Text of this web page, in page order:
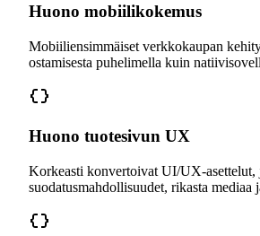
Huono mobiilikokemus
Mobiiliensimmäiset verkkokaupan
ostamisesta puhelimella kuin
Huono tuotesivun UX
Korkeasti konvertoivat UI/UX-asettelut,
suodatusmahdollisuudet, rikasta